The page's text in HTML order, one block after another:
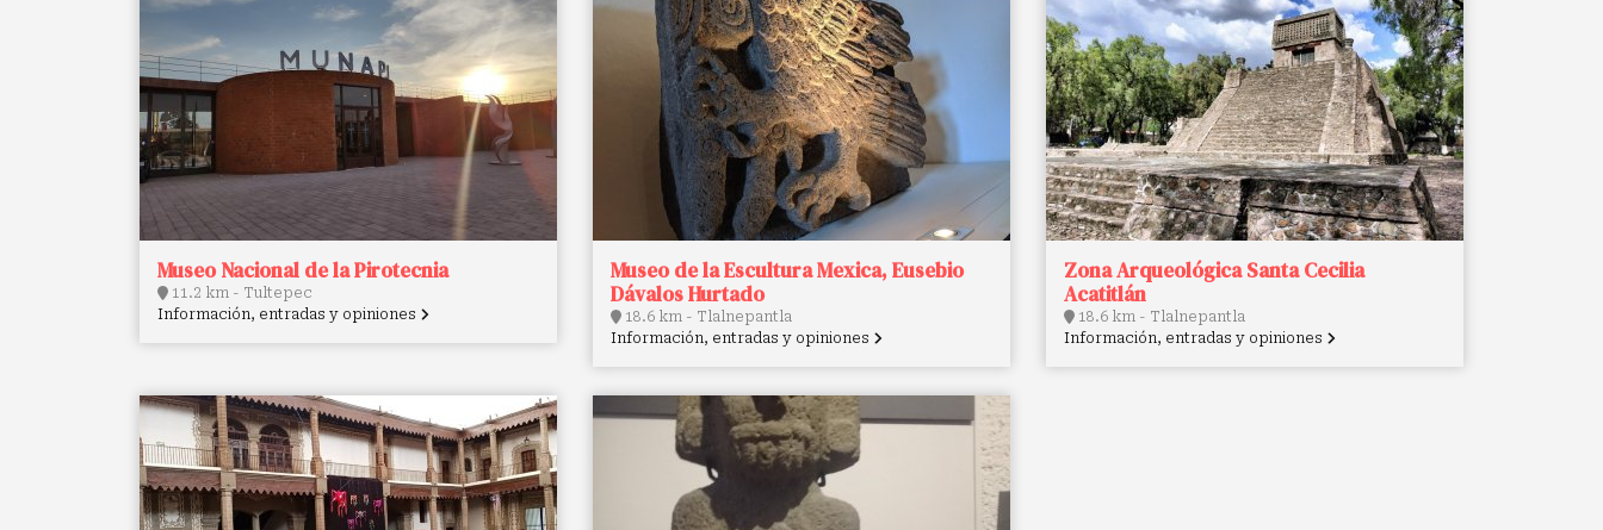
Museo Nacional de la Pirotecnia
11.2 km - Tultepec
Información, entradas y opiniones
Museo de la Escultura Mexica, Eusebio
Dávalos Hurtado
18.6 km - Tlalnepantla
Información, entradas y opiniones
Zona Arqueológica Santa Cecilia
Acatitlán
18.6 km - Tlalnepantla
Información, entradas y opiniones